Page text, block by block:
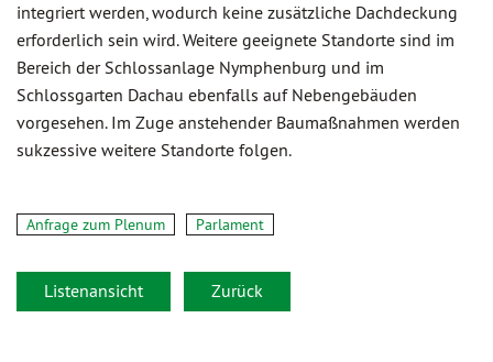
integriert werden, wodurch keine zusätzliche Dachdeckung
erforderlich sein wird. Weitere geeignete Standorte sind im
Bereich der Schlossanlage Nymphenburg und im
Schlossgarten Dachau ebenfalls auf Nebengebäuden
vorgesehen. Im Zuge anstehender Baumaßnahmen werden
sukzessive weitere Standorte folgen.
Anfrage zum Plenum Parlament
Listenansicht Zurück